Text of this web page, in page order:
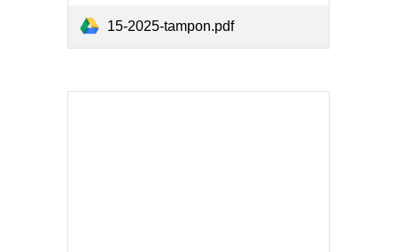
15-2025-tampon.pdf